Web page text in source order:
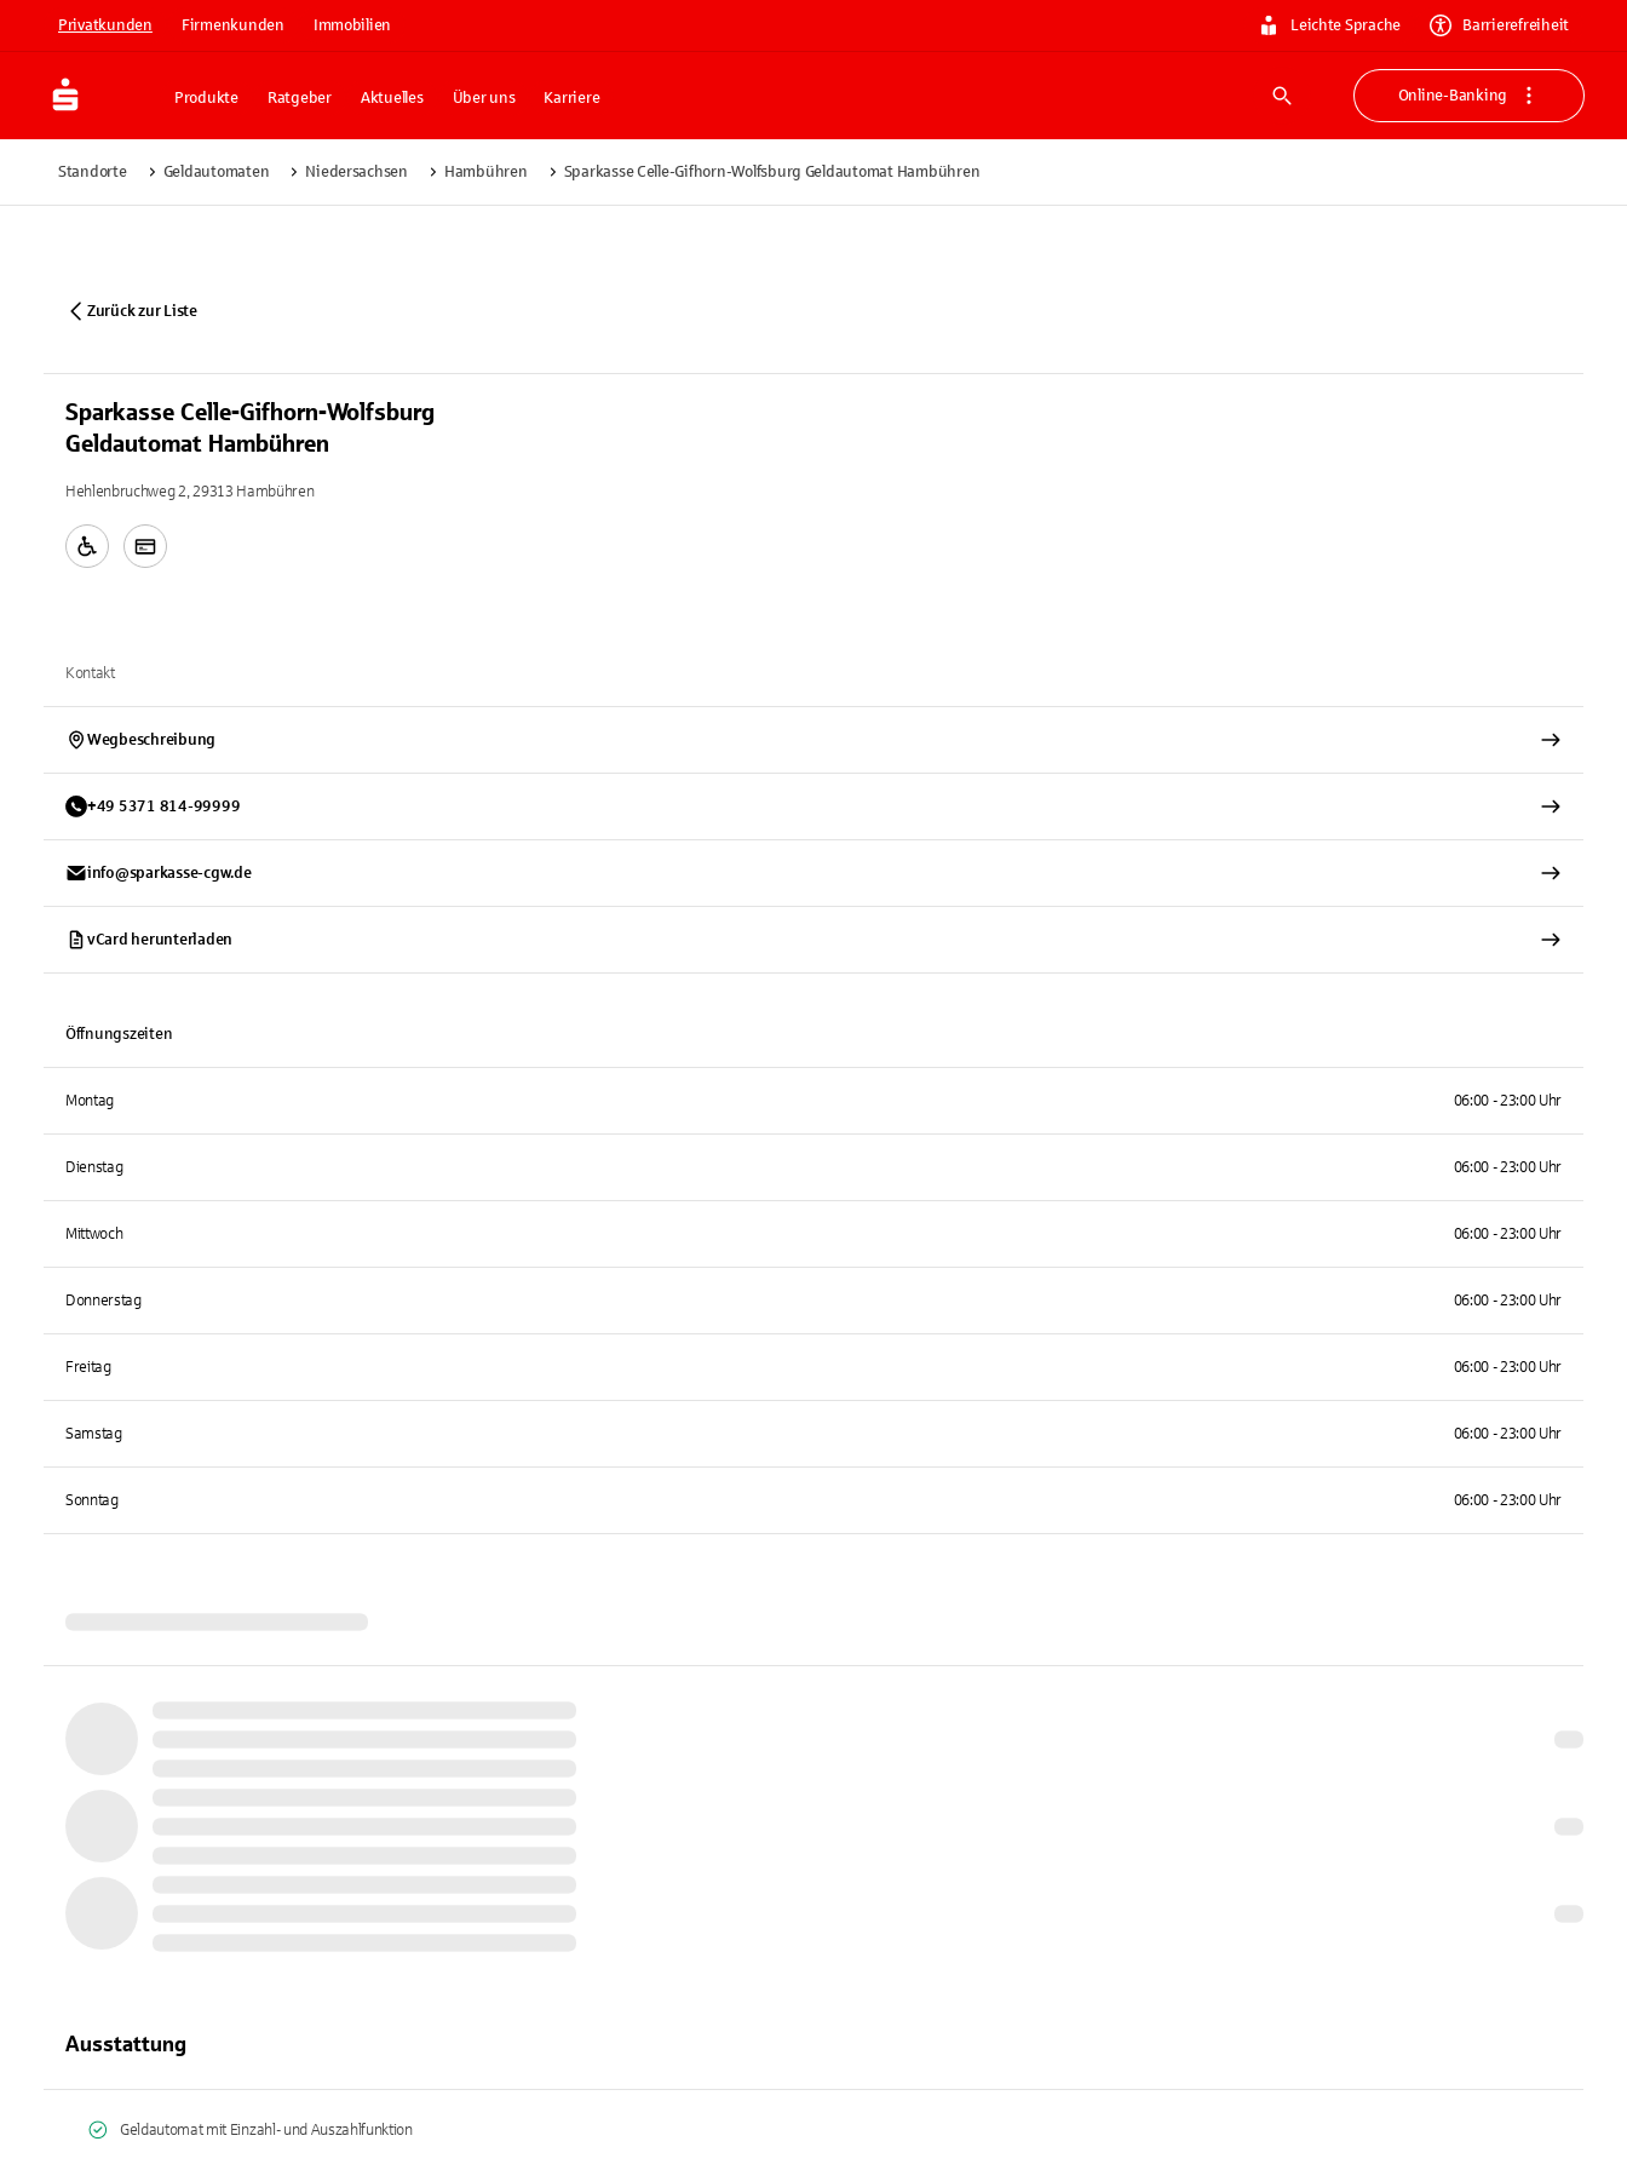
Privatkunden Firmenkunden Immobilien Leichte Sprache Barrierefreiheit
Produkte Ratgeber Aktuelles Über uns Karriere
Suche
Online-Banking
Standorte Geldautomaten Niedersachsen Hambühren Sparkasse Celle-Gifhorn-Wolfsburg Geldautomat Hambühren
Zurück zur Liste
Sparkasse Celle-Gifhorn-Wolfsburg
Geldautomat Hambühren
Hehlenbruchweg 2, 29313 Hambühren
Kontakt
Wegbeschreibung
+49 5371 814-99999
info@sparkasse-cgw.de
vCard herunterladen
Öffnungszeiten
Montag 06:00 - 23:00 Uhr
Dienstag 06:00 - 23:00 Uhr
Mittwoch 06:00 - 23:00 Uhr
Donnerstag 06:00 - 23:00 Uhr
Freitag 06:00 - 23:00 Uhr
Samstag 06:00 - 23:00 Uhr
Sonntag 06:00 - 23:00 Uhr
Ausstattung
Geldautomat mit Einzahl- und Auszahlfunktion